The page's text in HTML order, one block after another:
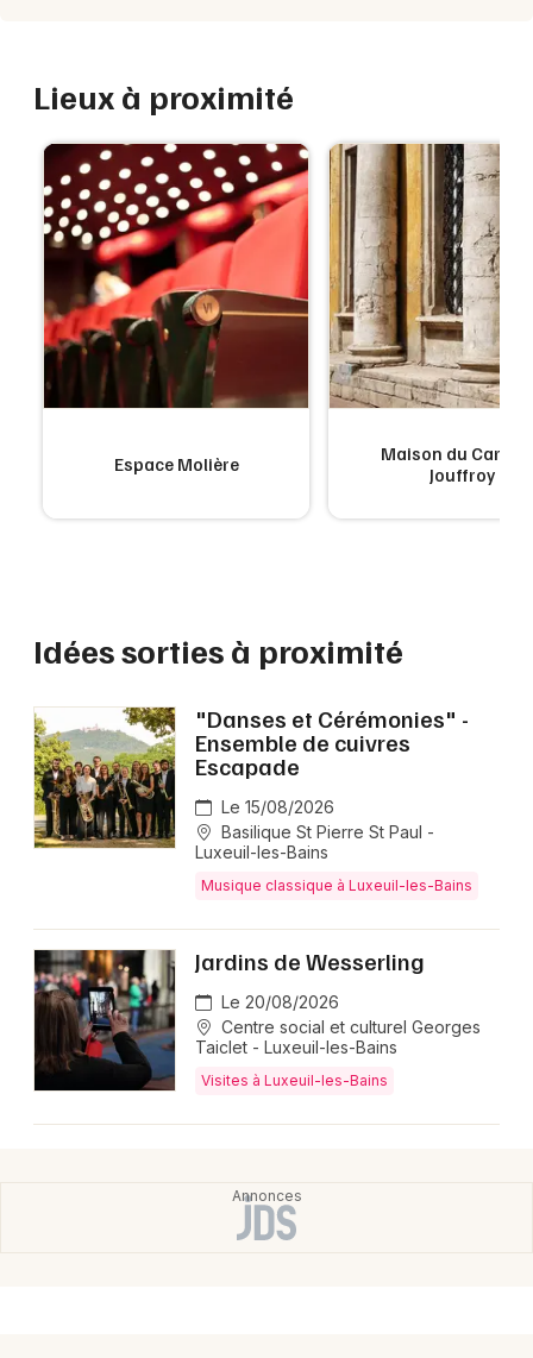
Lieux à proximité
Espace Molière
Maison du
Jouffroy
Idées sorties à proximité
"Danses et Cérémonies" -
Ensemble de cuivres
Escapade
Le 15/08/2026
Basilique St Pierre St Paul -
Luxeuil-les-Bains
Musique classique à Luxeuil-les-Bains
Jardins de Wesserling
Le 20/08/2026
Centre social et culturel Georges
Taiclet - Luxeuil-les-Bains
Visites à Luxeuil-les-Bains